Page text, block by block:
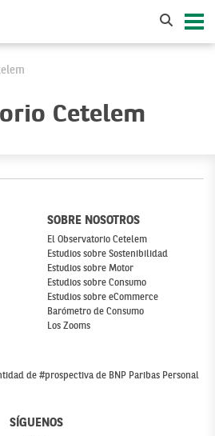
Cetelem
SOBRE NOSOTROS
El Observatorio Cetelem
Estudios sobre Sostenibilidad
Estudios sobre Motor
Estudios sobre Consumo
Estudios sobre eCommerce
Barómetro de Consumo
Los Zooms
SÍGUENOS
de #prospectiva de BNP Paribas Personal